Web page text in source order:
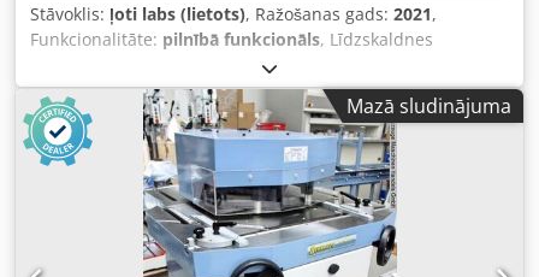
Stāvoklis: ļoti labs (lietots), Ražošanas gads: 2021,
Funkcionalitāte: pilnībā funkcionāls, Līdzskaldnes
urbjmašīna, teicamā stāvoklī, maz lietota. Cjdpoy Tk Ufefx
Adworf
Mazā sludinājuma